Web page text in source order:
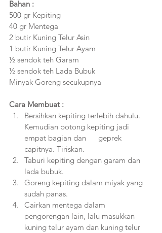
Bahan :
500 gr Kepiting
40 gr Mentega
2 butir Kuning Telur Asin
1 butir Kuning Telur Ayam
½ sendok teh Garam
½ sendok teh Lada Bubuk
Minyak Goreng secukupnya
Cara Membuat :
Bersihkan kepiting terlebih dahulu.
Kemudian potong kepiting jadi
empat bagian dan      geprek
capitnya. Tiriskan.
Taburi kepiting dengan garam dan
lada bubuk.
Goreng kepiting dalam miyak yang
sudah panas.
Cairkan mentega dalam
pengorengan lain, lalu masukkan
kuning telur ayam dan kuning telur